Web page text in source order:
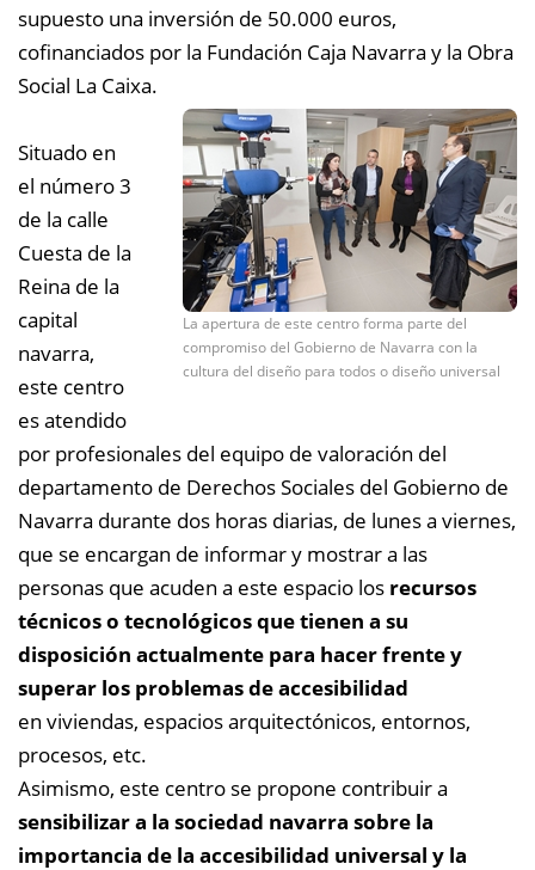
supuesto una inversión de 50.000 euros,
cofinanciados por la Fundación Caja Navarra y la Obra
Social La Caixa.
La apertura de este centro forma parte del
compromiso del Gobierno de Navarra con la
cultura del diseño para todos o diseño universal
Situado en
el número 3
de la calle
Cuesta de la
Reina de la
capital
navarra,
este centro
es atendido
por profesionales del equipo de valoración del
departamento de Derechos Sociales del Gobierno de
Navarra durante dos horas diarias, de lunes a viernes,
que se encargan de informar y mostrar a las
personas que acuden a este espacio los recursos
técnicos o tecnológicos que tienen a su
disposición actualmente para hacer frente y
superar los problemas de accesibilidad
en viviendas, espacios arquitectónicos, entornos,
procesos, etc.
Asimismo, este centro se propone contribuir a
sensibilizar a la sociedad navarra sobre la
importancia de la accesibilidad universal y la